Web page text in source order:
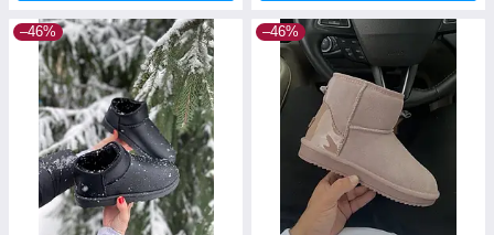
–46% –46%